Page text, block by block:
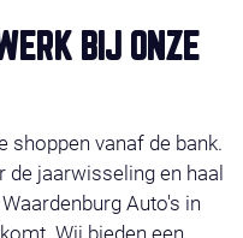
BIJ ONZE
shoppen vanaf de bank.
jaarwisseling en haal
Auto's in
Wij bieden een